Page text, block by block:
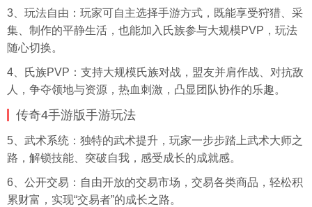
3、玩法自由：玩家可自主选择手游方式，既能享受狩猎、采
集、制作的平静生活，也能加入氏族参与大规模PVP，玩法
随心切换。
4、氏族PVP：支持大规模氏族对战，盟友并肩作战、对抗敌
人，争夺领地与资源，热血刺激，凸显团队协作的乐趣。
传奇4手游版手游玩法
5、武术系统：独特的武术提升，玩家一步步踏上武术大师之
路，解锁技能、突破自我，感受成长的成就感。
6、公开交易：自由开放的交易市场，交易各类商品，轻松积
累财富，实现“交易者”的成长之路。